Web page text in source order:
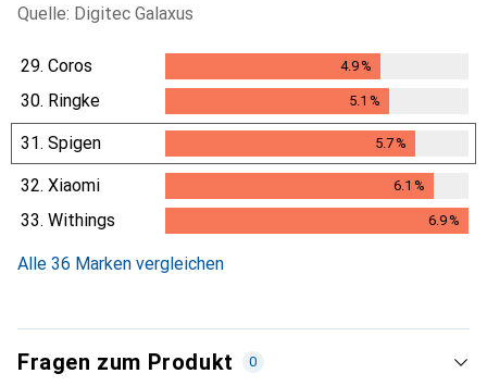
Quelle: Digitec Galaxus
29. Coros 4.9%
30. Ringke 5.1 %
31. Spigen 5.7%
32. Xiaomi 6.1 %
6.1%
33. Withings 6.9%
Alle 36 Marken vergleichen
Fragen zum Produkt 0